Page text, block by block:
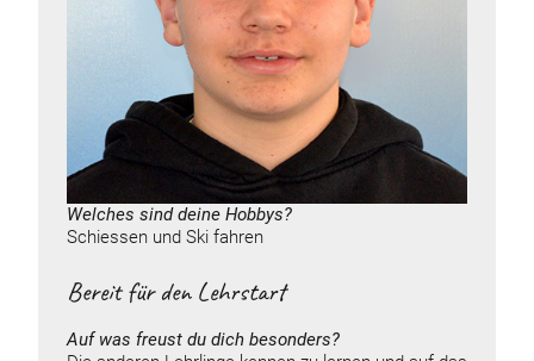
Welches sind deine Hobbys?
Schiessen und Ski fahren
Bereit für den Lehrstart
Auf was freust du dich besonders?